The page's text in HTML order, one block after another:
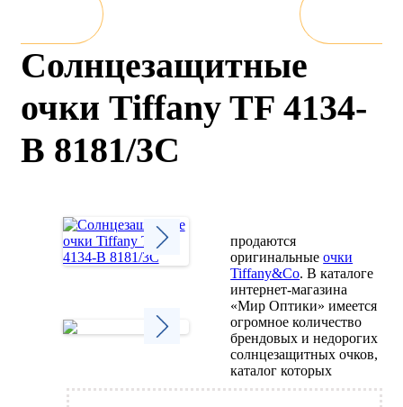
Солнцезащитные
очки Tiffany TF 4134-
B 8181/3C
продаются
оригинальныеочки
Tiffany&Co. В каталоге
интернет-магазина
«Мир Оптики» имеется
огромное количество
брендовых и недорогих
солнцезащитных очков,
каталог которых